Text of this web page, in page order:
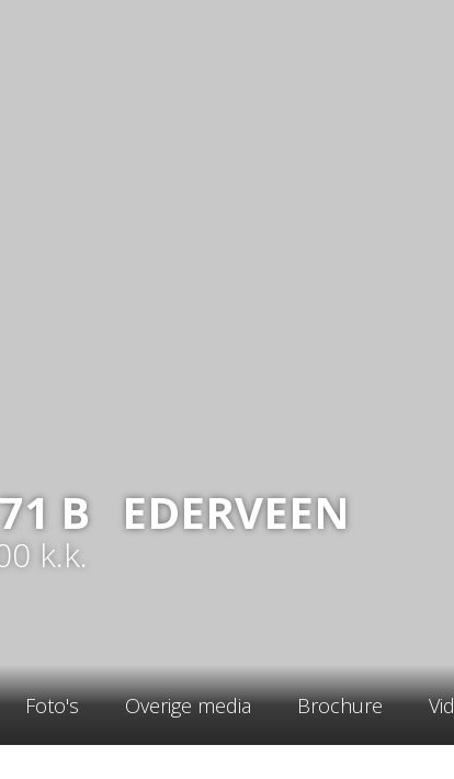
71 B EDERVEEN
k.k.
Foto's Overige media Brochure